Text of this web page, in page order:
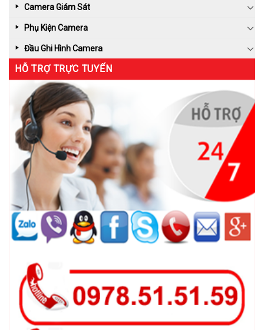
Camera Giám Sát
Phụ Kiện Camera
Đầu Ghi Hình Camera
HỖ TRỢ TRỰC TUYẾN